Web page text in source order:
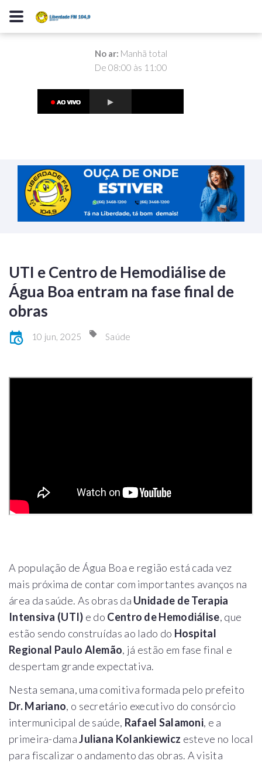
No ar: Manhã total
De 08:00 às 11:00
UTI e Centro de Hemodiálise de
Água Boa entram na fase final de
obras
10 jun, 2025 Saúde
A população de Água Boa e região está cada vez
mais próxima de contar com importantes avanços na
área da saúde. As obras da Unidade de Terapia
Intensiva (UTI) e do Centro de Hemodiálise, que
estão sendo construídas ao lado do Hospital
Regional Paulo Alemão, já estão em fase final e
despertam grande expectativa.
Nesta semana, uma comitiva formada pelo prefeito
Dr. Mariano, o secretário executivo do consórcio
intermunicipal de saúde, Rafael Salamoni, e a
primeira-damaJuliana Kolankiewicz esteve no local
para fiscalizar o andamento das obras. A visita